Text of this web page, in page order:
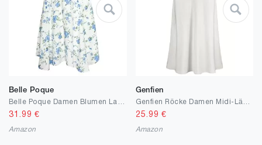
Belle Poque
31.99 €
Amazon
Genfien
25.99 €
Amazon